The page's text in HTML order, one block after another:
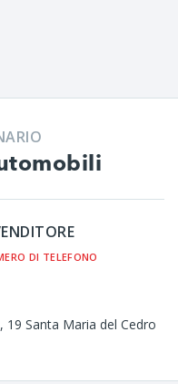
DI TELEFONO
19 Santa Maria del Cedro